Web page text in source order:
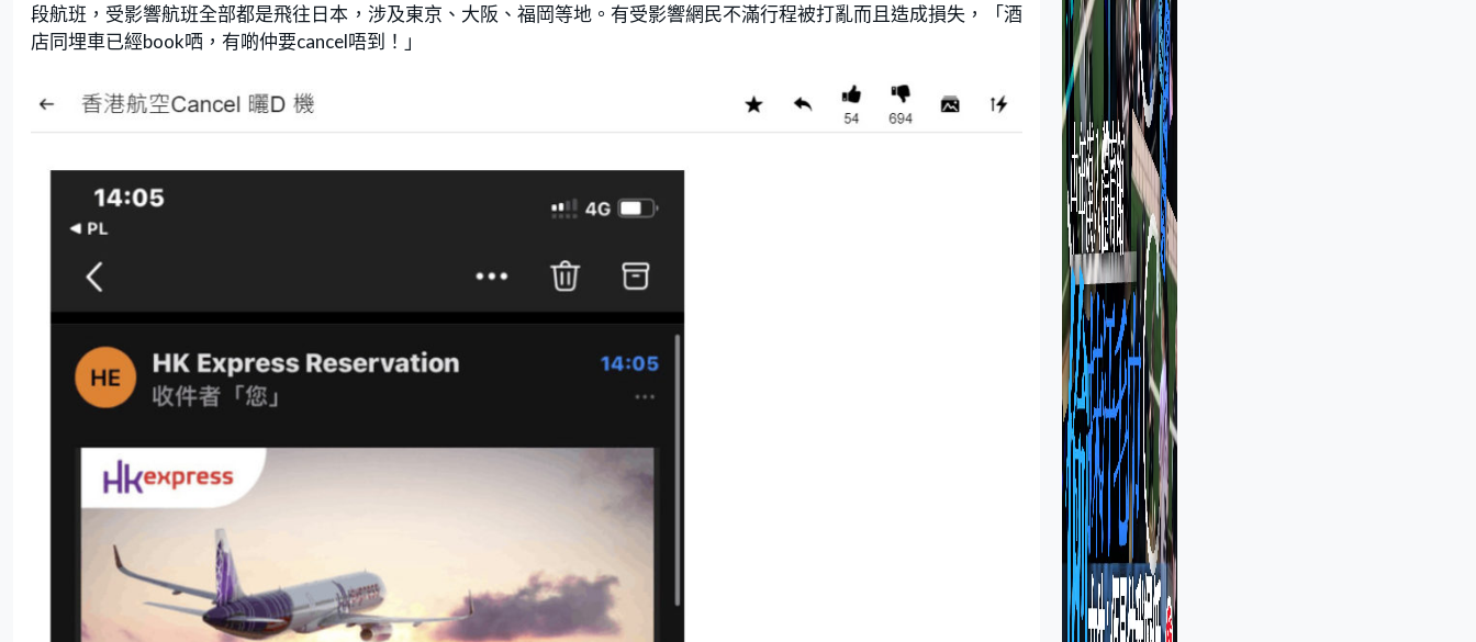
段航班，受影響航班全部都是飛往日本，涉及東京、大阪、福岡等地。有受影響網民不滿行程被打亂而且造成損失，「酒
店同埋車已經book哂，有啲仲要cancel唔到！」